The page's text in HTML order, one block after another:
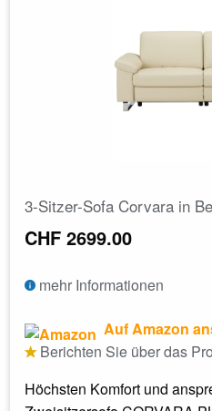
3-Sitzer-Sofa Corvara in
CHF 2699.00
mehr Informationen
Auf Amazon
Berichten Sie über das
Höchsten Komfort und